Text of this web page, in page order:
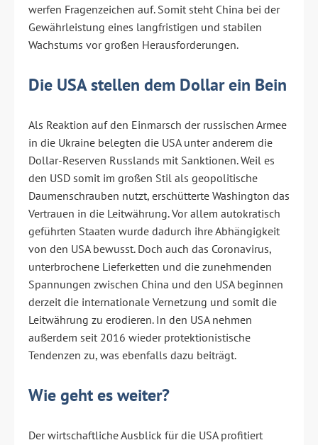
werfen Fragenzeichen auf. Somit steht China bei der
Gewährleistung eines langfristigen und stabilen
Wachstums vor großen Herausforderungen.
Die USA stellen dem Dollar ein Bein
Als Reaktion auf den Einmarsch der russischen Armee
in die Ukraine belegten die USA unter anderem die
Dollar-Reserven Russlands mit Sanktionen. Weil es
den USD somit im großen Stil als geopolitische
Daumenschrauben nutzt, erschütterte Washington das
Vertrauen in die Leitwährung. Vor allem autokratisch
geführten Staaten wurde dadurch ihre Abhängigkeit
von den USA bewusst. Doch auch das Coronavirus,
unterbrochene Lieferketten und die zunehmenden
Spannungen zwischen China und den USA beginnen
derzeit die internationale Vernetzung und somit die
Leitwährung zu erodieren. In den USA nehmen
außerdem seit 2016 wieder protektionistische
Tendenzen zu, was ebenfalls dazu beiträgt.
Wie geht es weiter?
Der wirtschaftliche Ausblick für die USA profitiert